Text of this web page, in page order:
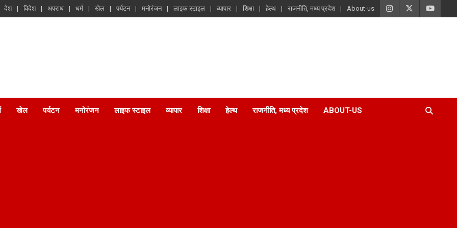
देश विदेश अपराध धर्म खेल पर्यटन मनोरंजन लाइफ स्टाइल व्यापार शिक्षा हेल्थ राजनीति, मध्य प्रदेश About-us
खेल पर्यटन मनोरंजन लाइफ स्टाइल व्यापार शिक्षा हेल्थ राजनीति, मध्य प्रदेश ABOUT-US